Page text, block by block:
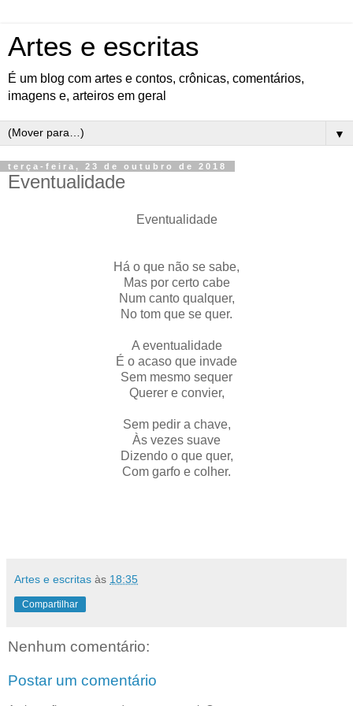
Artes e escritas
É um blog com artes e contos, crônicas, comentários,
imagens e, arteiros em geral
▼
terça-feira, 23 de outubro de 2018
Eventualidade
Eventualidade
Há o que não se sabe,
Mas por certo cabe
Num canto qualquer,
No tom que se quer.
A eventualidade
É o acaso que invade
Sem mesmo sequer
Querer e convier,
Sem pedir a chave,
Às vezes suave
Dizendo o que quer,
Com garfo e colher.
Artes e escritas às 18:35
Compartilhar
Nenhum comentário:
Postar um comentário